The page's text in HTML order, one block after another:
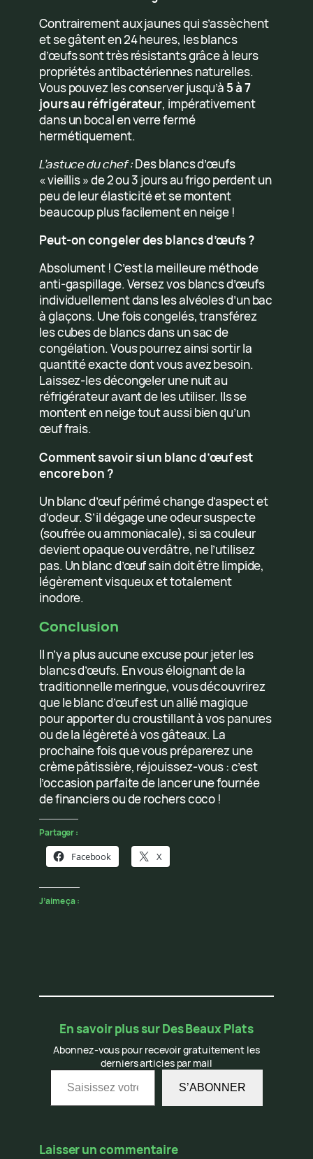
Contrairement aux jaunes qui s’assèchent
et se gâtent en 24 heures, les blancs
d’œufs sont très résistants grâce à leurs
propriétés antibactériennes naturelles.
Vous pouvez les conserver jusqu’à 5 à 7
jours au réfrigérateur, impérativement
dans un bocal en verre fermé
hermétiquement.
L’astuce du chef :Des blancs d’œufs
« vieillis » de 2 ou 3 jours au frigo perdent un
peu de leur élasticité et se montent
beaucoup plus facilement en neige !
Peut-on congeler des blancs d’œufs ?
Absolument ! C’est la meilleure méthode
anti-gaspillage. Versez vos blancs d’œufs
individuellement dans les alvéoles d’un bac
à glaçons. Une fois congelés, transférez
les cubes de blancs dans un sac de
congélation. Vous pourrez ainsi sortir la
quantité exacte dont vous avez besoin.
Laissez-les décongeler une nuit au
réfrigérateur avant de les utiliser. Ils se
montent en neige tout aussi bien qu’un
œuf frais.
Comment savoir si un blanc d’œuf est
encore bon ?
Un blanc d’œuf périmé change d’aspect et
d’odeur. S’il dégage une odeur suspecte
(soufrée ou ammoniacale), si sa couleur
devient opaque ou verdâtre, ne l’utilisez
pas. Un blanc d’œuf sain doit être limpide,
légèrement visqueux et totalement
inodore.
Conclusion
Il n’y a plus aucune excuse pour jeter les
blancs d’œufs. En vous éloignant de la
traditionnelle meringue, vous découvrirez
que le blanc d’œuf est un allié magique
pour apporter du croustillant à vos panures
ou de la légèreté à vos gâteaux. La
prochaine fois que vous préparerez une
crème pâtissière, réjouissez-vous : c’est
l’occasion parfaite de lancer une fournée
de financiers ou de rochers coco !
Partager :
Facebook X
J’aime ça :
En savoir plus sur Des Beaux Plats
Abonnez-vous pour recevoir gratuitement les
derniers articles par mail
Saisissez votre adresse e-mail…
S’ABONNER
Laisser un commentaire